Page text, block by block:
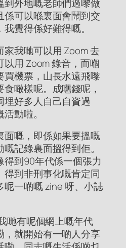
到外地嘅老師們過嚟做
係可以喺裏面會鬧到交
覺得係好難得嘅。
我哋可以用 Zoom 去
用 Zoom 錄音，而嗰
買機票，山長水遠飛嚟
噉樣呢。成嚿錢呢，
好多人自己自資過
動啦。
面嘅，即係如果要搵嘅
記錄裏面搵得到佢。
到90年代係一個張力
到非刑事化嘅肯定同
一啲嘅 zine 呀、小誌
哋有呢個網上嘅年代
，就開始有一啲人分享